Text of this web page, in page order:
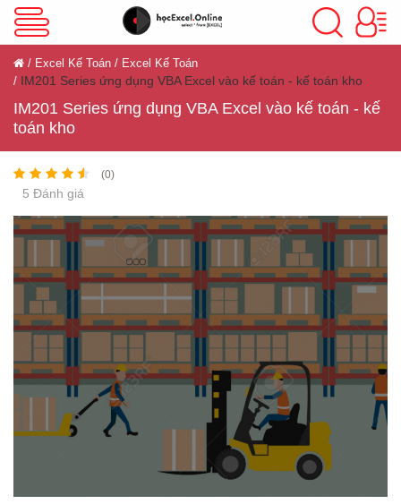
VBA Excel
Excel Cơ Bản
Excel Nâng Cao
Excel Kế Toán
Powerpoint
ACCA
Excel Kế Toán Excel Kế Toán
IM201 Series ứng dụng VBA Excel vào kế toán - kế toán kho
IM201 Series ứng dụng VBA Excel vào kế toán - kế
toán kho
(0)
5 Đánh giá